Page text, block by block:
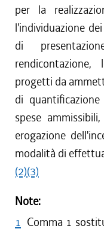
per la
l'individuazione
di
progetti da
di
spese
erogazione
modalità di
(2)(3)
Note:
1 Comma 1